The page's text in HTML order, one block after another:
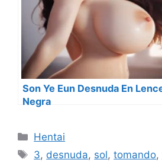
Son Ye Eun Desnuda En
Negra
Categorías
Hentai
Etiquetas
3, desnuda, sol,tomando,